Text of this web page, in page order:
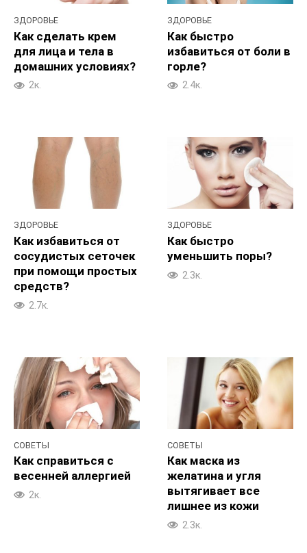
ЗДОРОВЬЕ
Как сделать крем
для лица и тела в
домашних условиях?
2к.
ЗДОРОВЬЕ
Как быстро
избавиться от боли в
горле?
2.4к.
ЗДОРОВЬЕ
Как избавиться от
сосудистых сеточек
при помощи простых
средств?
2.7к.
ЗДОРОВЬЕ
Как быстро
уменьшить поры?
2.3к.
СОВЕТЫ
Как справиться с
весенней аллергией
2к.
СОВЕТЫ
Как маска из
желатина и угля
вытягивает все
лишнее из кожи
2.3к.